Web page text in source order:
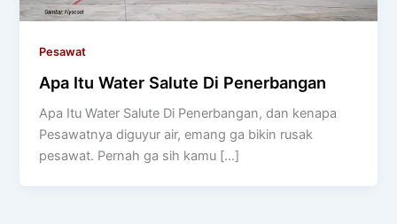
Pesawat
Apa Itu Water Salute Di Penerbangan
Apa Itu Water Salute Di Penerbangan, dan kenapa
Pesawatnya diguyur air, emang ga bikin rusak
pesawat. Pernah ga sih kamu […]